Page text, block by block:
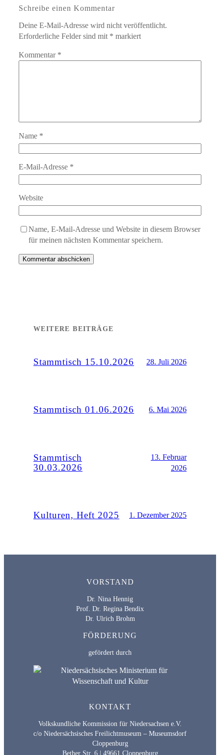
Schreibe einen Kommentar
Deine E-Mail-Adresse wird nicht veröffentlicht.
Erforderliche Felder sind mit * markiert
Kommentar *
Name *
E-Mail-Adresse *
Website
Name, E-Mail-Adresse und Website in diesem Browser
für meinen nächsten Kommentar speichern.
WEITERE BEITRÄGE
Stammtisch 15.10.2026 28. Juli 2026
Stammtisch 01.06.2026 6. Mai 2026
Stammtisch
30.03.2026
13. Februar
2026
Kulturen, Heft 2025 1. Dezember 2025
VORSTAND
Dr. Nina Hennig
Prof. Dr. Regina Bendix
Dr. Ulrich Brohm
FÖRDERUNG
gefördert durch
KONTAKT
Volkskundliche Kommission für Niedersachsen e.V.
c/o Niedersächsisches Freilichtmuseum – Museumsdorf
Cloppenburg
Bether Str. 6 | 49661 Cloppenburg